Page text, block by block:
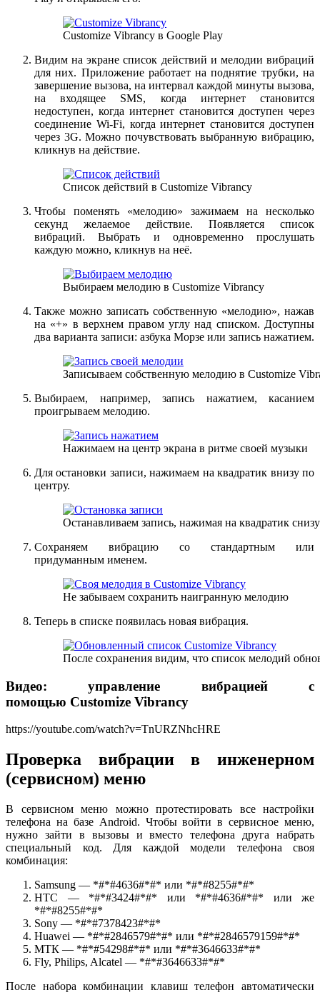
Customize Vibrancy в Google Play
Видим на экране список действий и мелодии вибраций
для них. Приложение работает на поднятие трубки, на
завершение вызова, на интервал каждой минуты вызова,
на входящее SMS, когда интернет становится
недоступен, когда интернет становится доступен через
соединение Wi-Fi, когда интернет становится доступен
через 3G. Можно почувствовать выбранную вибрацию,
кликнув на действие.
Список действий в Customize Vibrancy
Чтобы поменять «мелодию» зажимаем на несколько
секунд желаемое действие. Появляется список
вибраций. Выбрать и одновременно прослушать
каждую можно, кликнув на неё.
Выбираем мелодию в Customize Vibrancy
Также можно записать собственную «мелодию», нажав
на «+» в верхнем правом углу над списком. Доступны
два варианта записи: азбука Морзе или запись нажатием.
Записываем собственную мелодию в Customize
Выбираем, например, запись нажатием, касанием
проигрываем мелодию.
Нажимаем на центр экрана в ритме своей музыки
Для остановки записи, нажимаем на квадратик внизу по
центру.
Останавливаем запись, нажимая на квадратик
Сохраняем вибрацию со стандартным или
придуманным именем.
Не забываем сохранить наигранную мелодию
Теперь в списке появилась новая вибрация.
После сохранения видим, что список мелодий
Видео: управление вибрацией с
помощью Customize Vibrancy
https://youtube.com/watch?v=TnURZNhcHRE
Проверка вибрации в инженерном
(сервисном) меню
В сервисном меню можно протестировать все настройки
телефона на базе Android. Чтобы войти в сервисное меню,
нужно зайти в вызовы и вместо телефона друга набрать
специальный код. Для каждой модели телефона своя
комбинация:
Samsung — *#*#4636#*#* или *#*#8255#*#*
HTC — *#*#3424#*#* или *#*#4636#*#* или же
*#*#8255#*#*
Sony — *#*#7378423#*#*
Huawei — *#*#2846579#*#* или *#*#2846579159#*#*
МТК — *#*#54298#*#* или *#*#3646633#*#*
Fly, Philips, Alcatel — *#*#3646633#*#*
После набора комбинации клавиш телефон автоматически